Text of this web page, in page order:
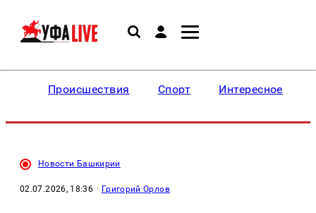
Происшествия Спорт Интересное
Новости Башкирии
02.07.2026, 18:36 · Григорий Орлов